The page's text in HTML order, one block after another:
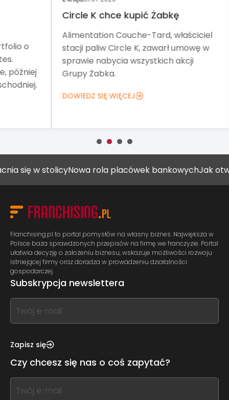
Circle K chce kupić Żabkę
Alimentation Couche-Tard, właściciel
stacji paliw Circle K, zawarł umowę w
sprawie nabycia wszystkich akcji
Grupy Żabka.
DOWIEDZ SIĘ WIĘCEJ
w stolicyNowa rola placówek bankowychJak
Franchising.pl to portal pomysłów na własny biznes. Największa w
Polsce baza sprawdzonych przepisów na firmę we franczyzie. Portal
ułatwia decyzję o założeniu biznesu, wskazuje możliwości rozwoju
istniejącej firmy oraz doradza w prowadzeniu działalności
gospodarczej.
Subskrypcja newslettera
If
you
this,
this
form
field
Zapisz się
Czy chcesz się nas o coś zapytać?
If
you